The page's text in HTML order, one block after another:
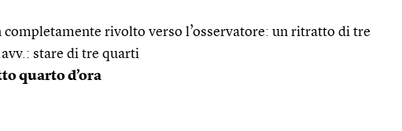
completamente rivolto verso l’osservatore: un ritratto di tre
stare di tre quarti
quarto d’ora